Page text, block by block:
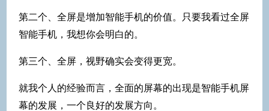
第二个、全屏是增加智能手机的价值。只要我看过全屏
智能手机，我想你会明白的。
第三个、全屏，视野确实会变得更宽。
就我个人的经验而言，全面的屏幕的出现是智能手机屏
幕的发展，一个良好的发展方向。